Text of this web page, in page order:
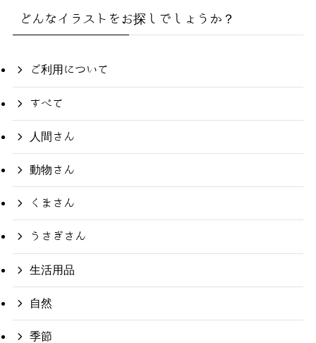
どんなイラストをお探しでしょうか？
ご利用について
すべて
人間さん
動物さん
くまさん
うさぎさん
生活用品
自然
季節